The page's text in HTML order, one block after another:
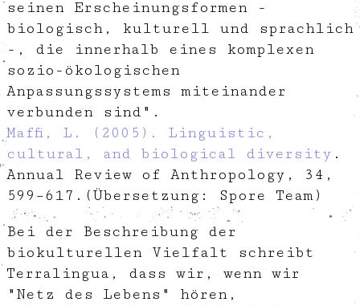
seinen Erscheinungsformen -
biologisch, kulturell und sprachlich
-, die innerhalb eines komplexen
sozio-ökologischen
Anpassungssystems miteinander
verbunden sind".
Maffi, L. (2005). Linguistic,
cultural, and biological diversity .
Annual Review of Anthropology, 34,
599–617.(Übersetzung: Spore Team)
Bei der Beschreibung der
biokulturellen Vielfalt schreibt
Terralingua, dass wir, wenn wir
"Netz des Lebens" hören,